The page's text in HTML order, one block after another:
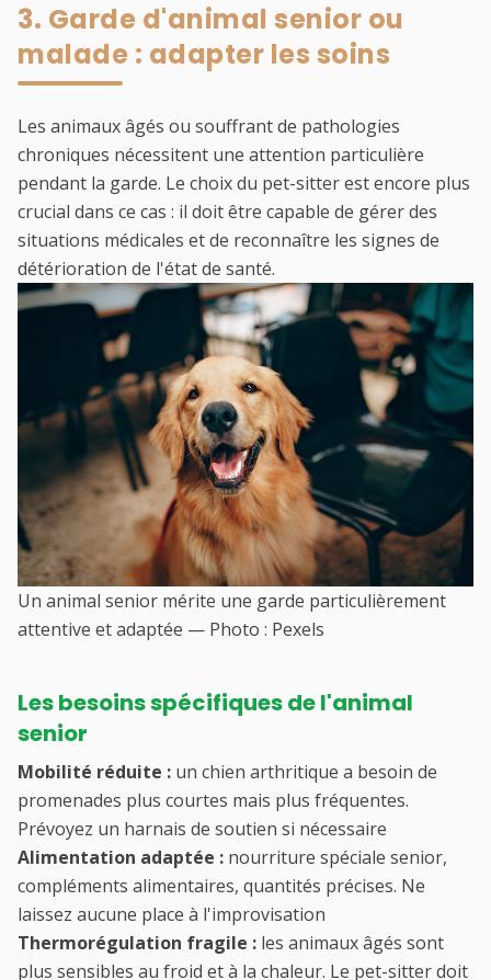
3. Garde d'animal senior ou
malade : adapter les soins
Les animaux âgés ou souffrant de pathologies
chroniques nécessitent une attention particulière
pendant la garde. Le choix du pet-sitterest encore plus
crucial dans ce cas : il doit être capable de gérer des
situations médicales et de reconnaître les signes de
détérioration de l'état de santé.
Un animal senior mérite une garde particulièrement
attentive et adaptée — Photo : Pexels
Les besoins spécifiques de l'animal
senior
Mobilité réduite : un chien arthritique a besoin de
promenades plus courtes mais plus fréquentes.
Prévoyez un harnais de soutien si nécessaire
Alimentation adaptée : nourriture spéciale senior,
compléments alimentaires, quantités précises. Ne
laissez aucune place à l'improvisation
Thermorégulation fragile : les animaux âgés sont
plus sensibles au froid et à la chaleur. Le pet-sitter doit